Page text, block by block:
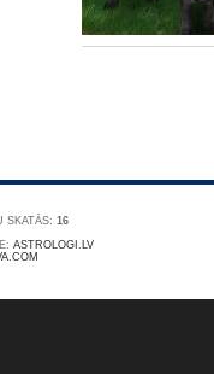
SKATĀS: 16
ASTROLOGI.LV